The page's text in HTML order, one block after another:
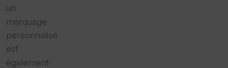
un
marquage
personnalisé
est
également